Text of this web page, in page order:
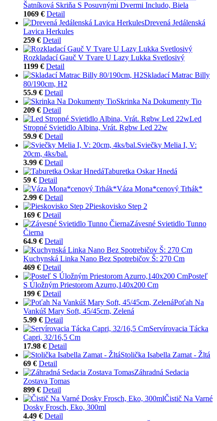
Šatníková Skriňa S Posuvnými Dvermi Includo, Biela
1069 € Detail
Drevená Jedálenská
Lavica Herkules
259 € Detail
Rozkladací Gauč V Tvare U Lazy Lukka Svetlosivý
1199 € Detail
Skladací Matrac Billy
80/190cm, H2
55.9 € Detail
Skrinka Na Dokumenty Tio
209 € Detail
Led
Stropné Svietidlo Albina, Vrát. Rgbw Led 22w
59.9 € Detail
Sviečky Melia I, V:
20cm, 4ks/bal.
3.99 € Detail
Taburetka Oskar Hnedá
59 € Detail
Váza Mona*cenový Trhák*
2.99 € Detail
Pieskovisko Step 2
169 € Detail
Závesné Svietidlo Tunno
Čierna
64.9 € Detail
Kuchynská Linka Nano Bez Spotrebičov Š: 270 Cm
469 € Detail
Posteľ
S Úložným Priestorom Azurro,140x200 Cm
199 € Detail
Poťah Na
Vankúš Mary Soft, 45/45cm, Zelená
5.99 € Detail
Servírovacia Tácka
Capri, 32/16,5 Cm
17.98 € Detail
Stolička Isabella Zamat - Žltá
69 € Detail
Záhradná Sedacia
Zostava Tomas
899 € Detail
Čistič Na Varné
Dosky Frosch, Eko, 300ml
4.49 € Detail